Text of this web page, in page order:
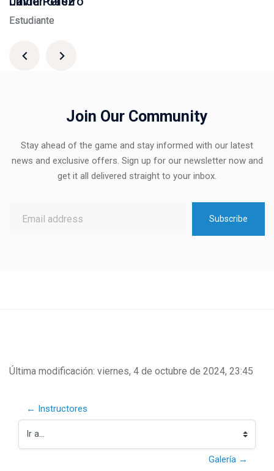
Estudiante
Estudiante
Join Our Community
Stay ahead of the game and stay informed with our latest
news and exclusive offers. Sign up for our newsletter now and
get it all delivered straight to your inbox.
Subscribe
Última modificación: viernes, 4 de octubre de 2024, 23:45
← Instructores
Ir a...
Galería →